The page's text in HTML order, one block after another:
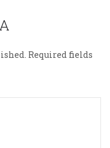
Required fields